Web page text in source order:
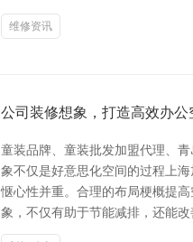
维修资讯
公司装修想象，打造高效办公
童装品牌、童装批发加盟代理、
象不仅是好意思化空间的过程上
惬心性并重。合理的布局梗概提
象，不仅有助于节能减排，还能改